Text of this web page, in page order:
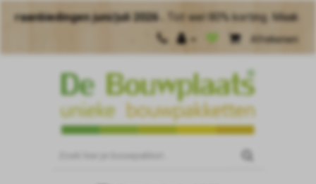
juni/juli 2026 .Tot wel 80% korting. Maak meer van
Afrekenen